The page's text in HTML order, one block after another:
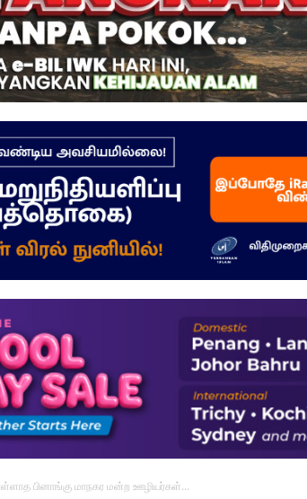
Osai
–
மக்கள்
பினாங்கு மாநகர மன்ற ஊழியர்கள்...